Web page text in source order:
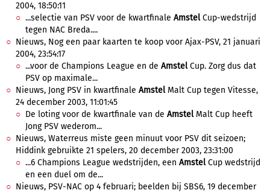
2004, 18:50:11
...selectie van PSV voor de kwartfinale AmstelCup-wedstrijd
tegen NAC Breda....
Nieuws, Nog een paar kaarten te koop voor Ajax-PSV, 21 januari
2004, 23:54:17
...voor de Champions League en de AmstelCup. Zorg dus dat
PSV op maximale...
Nieuws, Jong PSV in kwartfinale AmstelMalt Cup tegen Vitesse,
24 december 2003, 11:01:45
De loting voor de kwartfinale van de AmstelMalt Cup heeft
Jong PSV wederom...
Nieuws, Waterreus miste geen minuut voor PSV dit seizoen;
Hiddink gebruikte 21 spelers, 20 december 2003, 23:31:00
...6 Champions League wedstrijden, een AmstelCup wedstrijd
en een duel om de...
Nieuws, PSV-NAC op 4 februari; beelden bij SBS6, 19 december